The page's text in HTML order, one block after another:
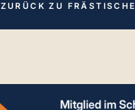
ZURÜCK ZU FRÄSTISCHE